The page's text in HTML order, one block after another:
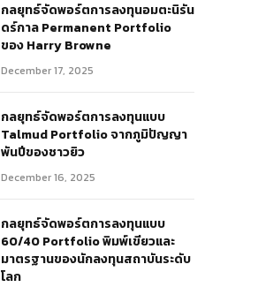
กลยุทธ์​จัดพอร์ตการลงทุนอมตะนิรัน
ดร์กาล Permanent Portfolio
ของ Harry Browne
December 17, 2025
กลยุทธ์จัดพอร์ตการลงทุนแบบ
Talmud Portfolio จากภูมิปัญญา
พันปีของชาวยิว
December 16, 2025
กลยุทธ์จัดพอร์ตการลงทุนแบบ
60/40 Portfolio พิมพ์เขียวและ
มาตรฐานของนักลงทุนสถาบันระดับ
โลก